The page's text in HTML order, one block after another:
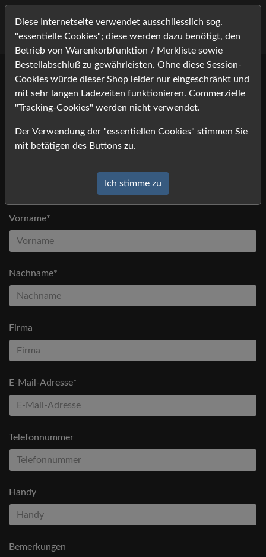
Bitte tragen Sie Ihre Kontaktdaten ein, und klicken Sie auf
[absenden].
*) Felder mit einem Stern dürfen nicht leer bleiben
Anfrage
Vorname*
Nachname*
Firma
E-Mail-Adresse*
Telefonnummer
Handy
Bemerkungen
Diese Internetseite verwendet ausschliesslich sog.
"essentielle Cookies"; diese werden dazu benötigt, den
Betrieb von Warenkorbfunktion / Merkliste sowie
Bestellabschluß zu gewährleisten. Ohne diese Session-
Cookies würde dieser Shop leider nur eingeschränkt und
mit sehr langen Ladezeiten funktionieren. Commerzielle
"Tracking-Cookies" werden nicht verwendet.
Der Verwendung der "essentiellen Cookies" stimmen Sie
mit betätigen des Buttons zu.
Ich stimme zu